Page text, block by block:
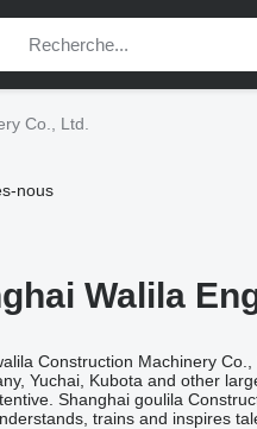
Co., Ltd.
nous
Walila
Construction Machinery
Yuchai, Kubota and other
Shanghai goulila
trains and inspires